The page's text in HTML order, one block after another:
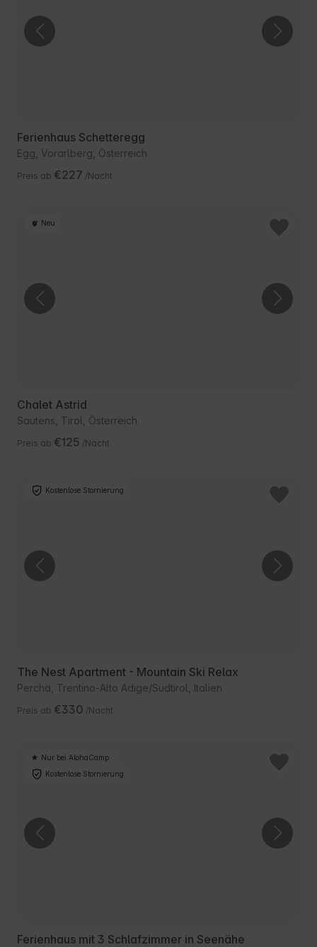
Ferienhaus Schetteregg
Egg, Vorarlberg, Österreich
Preis ab €227 /Nacht
Neu
Chalet Astrid
Sautens, Tirol, Österreich
Preis ab €125 /Nacht
Kostenlose Stornierung
The Nest Apartment - Mountain Ski Relax
Percha, Trentino-Alto Adige/Südtirol, Italien
Preis ab €330 /Nacht
Nur bei AlohaCamp
Kostenlose Stornierung
Ferienhaus mit 3 Schlafzimmer in Seenähe